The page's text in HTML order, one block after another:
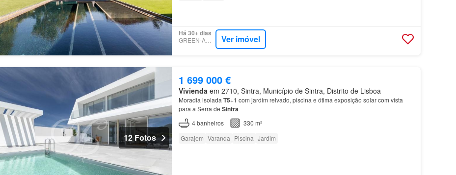
Há 30+ dias
GREEN-ACRES Ver imóvel
12 Fotos
1 699 000 €
Vivienda em 2710, Sintra, Município de Sintra, Distrito de Lisboa
Moradia isolada T5+1 com jardim relvado, piscina e ótima exposição solar com vista
para a Serra de Sintra
4banheiros
330 m²
Garajem Varanda Piscina Jardim